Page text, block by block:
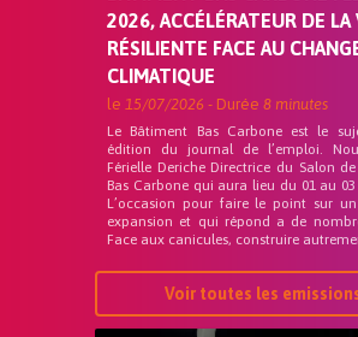
2026, ACCÉLÉRATEUR DE LA
RÉSILIENTE FACE AU
CLIMATIQUE
le 15/07/2026 - Durée 8 minutes
Le Bâtiment Bas Carbone est le
édition du journal de l’emploi.
Férielle Deriche Directrice du Salon
Bas Carbone qui aura lieu du 01 au 03
L’occasion pour faire le point sur
expansion et qui répond a de
Face aux canicules, construire
Voir toutes les